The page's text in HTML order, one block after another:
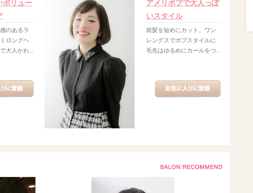
ボリュー
のあるラ
ロングヘ
大人かわ...
アメリボブで大人っぽ
いスタイル
前髪を短めにカット。ワン
レングスでボブスタイルに
毛先はゆるめにカールをつ...